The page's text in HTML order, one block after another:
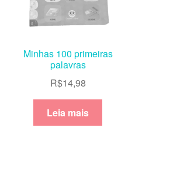
Minhas 100 primeiras
palavras
R$14,98
Leia mais